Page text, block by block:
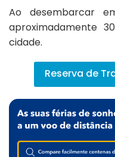
Ao desembarcar
aproximadamente
cidade.
Reserva de